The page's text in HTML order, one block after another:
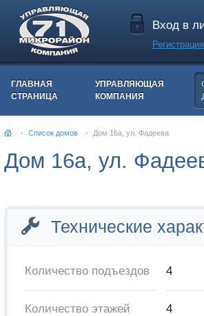
Вход в
Регистрация
ГЛАВНАЯ
СТРАНИЦА
УПРАВЛЯЮЩАЯ
КОМПАНИЯ
Список домов Дом 16а, ул. Фадеева
Дом 16а, ул.
Технические
Количество подъездов 4
Количество этажей 4